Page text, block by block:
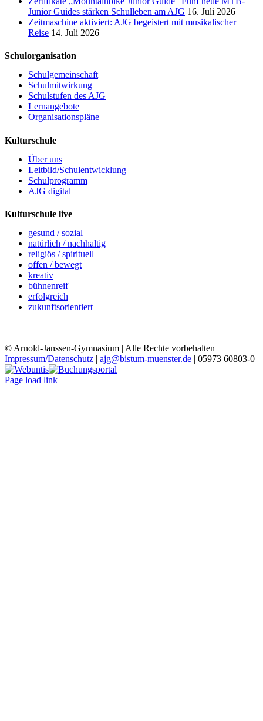
Junior Guides stärken Schulleben am AJG 16. Juli 2026
Zeitmaschine aktiviert: AJG begeistert mit musikalischer
Reise 14. Juli 2026
Schulorganisation
Schulgemeinschaft
Schulmitwirkung
Schulstufen des AJG
Lernangebote
Organisationspläne
Kulturschule
Über uns
Leitbild/Schulentwicklung
Schulprogramm
AJG digital
Kulturschule live
gesund / sozial
natürlich / nachhaltig
religiös / spirituell
offen / bewegt
kreativ
bühnenreif
erfolgreich
zukunftsorientiert
© Arnold-Janssen-Gymnasium | Alle Rechte vorbehalten |
Impressum/Datenschutz | ajg@bistum-muenster.de | 05973 60803-0
YouTube
Facebook
Instagram
Benutzerdefiniert
Webuntis Buchungsportal
Page load link